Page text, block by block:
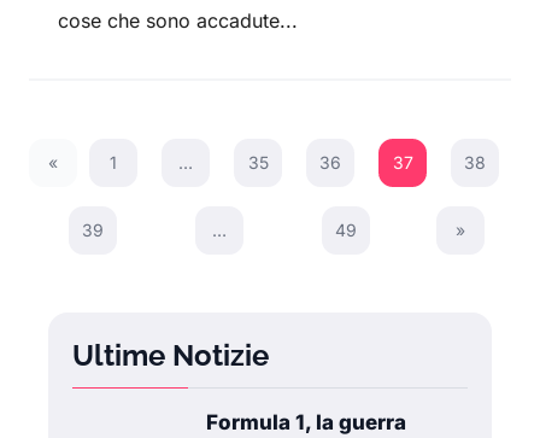
cose che sono accadute...
«
Previous Page
1 … 35 36 37 38
39 … 49 Next Page
»
Ultime Notizie
Formula 1, la guerra